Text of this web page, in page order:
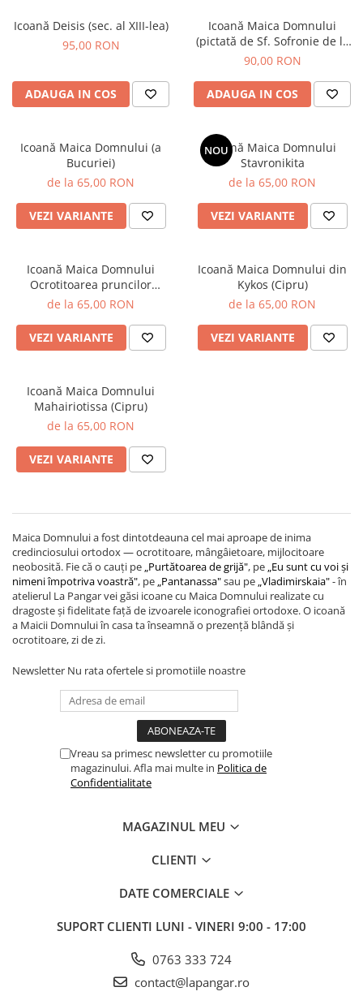
Icoană Deisis (sec. al XIII-lea)
95,00 RON
ADAUGA IN COS
Icoană Maica Domnului
(pictată de Sf. Sofronie de la
Essex), 19x24 cm
90,00 RON
ADAUGA IN COS
Icoană Maica Domnului (a
Bucuriei)
de la 65,00 RON
VEZI VARIANTE
NOU
Icoană Maica Domnului
Stavronikita
de la 65,00 RON
VEZI VARIANTE
Icoană Maica Domnului
Ocrotitoarea pruncilor
nenăscuți
de la 65,00 RON
VEZI VARIANTE
Icoană Maica Domnului din
Kykos (Cipru)
de la 65,00 RON
VEZI VARIANTE
Icoană Maica Domnului
Mahairiotissa (Cipru)
de la 65,00 RON
VEZI VARIANTE
Maica Domnului a fost dintotdeauna cel mai aproape de inima
credinciosului ortodox — ocrotitoare, mângâietoare, mijlocitoare
neobosită. Fie că o cauți pe „Purtătoarea de grijă", pe „Eu sunt cu voi și
nimeni împotriva voastră", pe „Pantanassa"sau pe „Vladimirskaia"- în
atelierul La Pangar vei găsi icoane cu Maica Domnului realizate cu
dragoste și fidelitate față de izvoarele iconografiei ortodoxe. O icoană
a Maicii Domnului în casa ta înseamnă o prezență blândă și
ocrotitoare, zi de zi.
Newsletter Nu rata ofertele si promotiile noastre
Vreau sa primesc newsletter cu promotiile
magazinului. Afla mai multe in Politica de
Confidentialitate
MAGAZINUL MEU
CLIENTI
DATE COMERCIALE
SUPORT CLIENTI LUNI - VINERI 9:00 - 17:00
0763 333 724
contact@lapangar.ro